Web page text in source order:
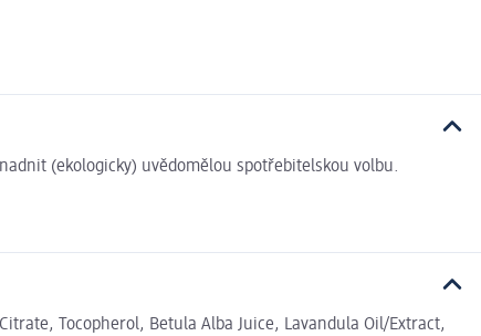
(ekologicky) uvědomělou spotřebitelskou volbu.
Tocopherol, Betula Alba Juice, Lavandula Oil/Extract,